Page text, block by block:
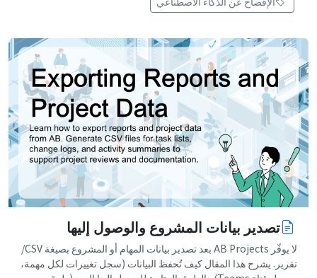
تصدير بيانات المشروع والوصول إليها
لا يوفّر AB Projects بعد تصدير بيانات المهام أو المشروع بصيغة CSV/
تقرير. يشرح هذا المقال كيف تُحفظ البيانات (سجل تغييرات لكل مهمة،